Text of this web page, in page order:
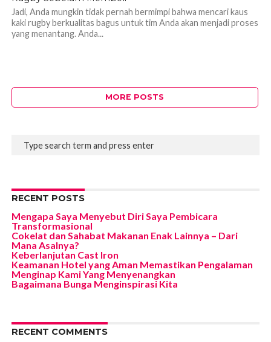
Jadi, Anda mungkin tidak pernah bermimpi bahwa mencari kaus
kaki rugby berkualitas bagus untuk tim Anda akan menjadi proses
yang menantang. Anda...
MORE POSTS
RECENT POSTS
Mengapa Saya Menyebut Diri Saya Pembicara
Transformasional
Cokelat dan Sahabat Makanan Enak Lainnya – Dari
Mana Asalnya?
Keberlanjutan Cast Iron
Keamanan Hotel yang Aman Memastikan Pengalaman
Menginap Kami Yang Menyenangkan
Bagaimana Bunga Menginspirasi Kita
RECENT COMMENTS